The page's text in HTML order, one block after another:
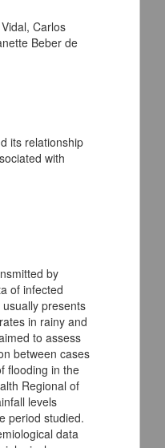
en L-Tirosina en
Carlos
Beber de
its relationship
with
by
of infected
presents
in rainy and
to assess
between cases
flooding in the
Regional of
levels
period studied.
data